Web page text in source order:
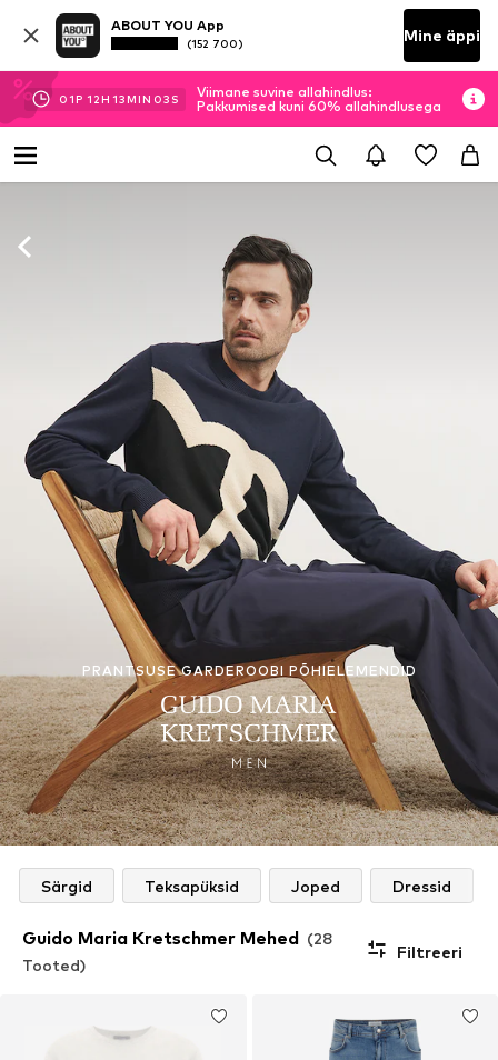
ABOUT YOU App
(152 700) Mine äppi
01P 12H 13MIN 02 S
Viimane suvine allahindlus:
Pakkumised kuni 60% allahindlusega
PRANTSUSE GARDEROOBI PÕHIELEMENDID
Särgid Teksapüksid Joped Dressid
Guido Maria Kretschmer Mehed
(28
Tooted)
Filtreeri